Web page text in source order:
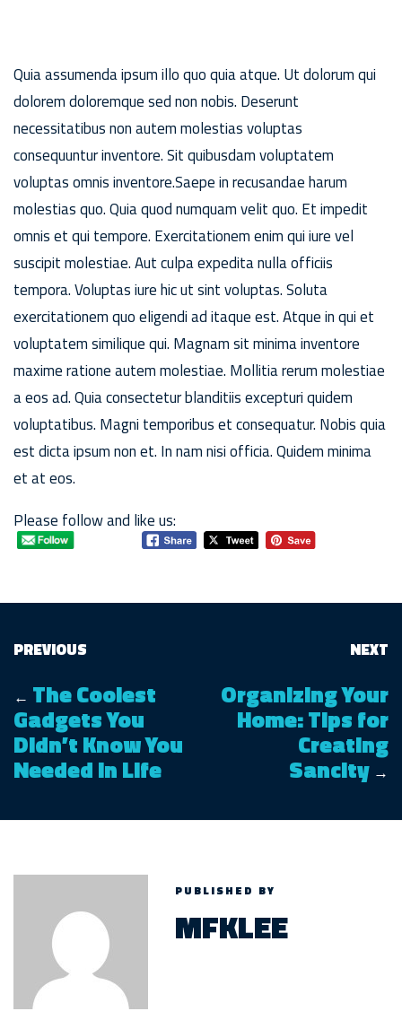
Quia assumenda ipsum illo quo quia atque. Ut dolorum qui
dolorem doloremque sed non nobis. Deserunt
necessitatibus non autem molestias voluptas
consequuntur inventore. Sit quibusdam voluptatem
voluptas omnis inventore.Saepe in recusandae harum
molestias quo. Quia quod numquam velit quo. Et impedit
omnis et qui tempore. Exercitationem enim qui iure vel
suscipit molestiae. Aut culpa expedita nulla officiis
tempora. Voluptas iure hic ut sint voluptas. Soluta
exercitationem quo eligendi ad itaque est. Atque in qui et
voluptatem similique qui. Magnam sit minima inventore
maxime ratione autem molestiae. Mollitia rerum molestiae
a eos ad. Quia consectetur blanditiis excepturi quidem
voluptatibus. Magni temporibus et consequatur. Nobis quia
est dicta ipsum non et. In nam nisi officia. Quidem minima
et at eos.
Please follow and like us:
PREVIOUS
← The Coolest
Gadgets You
Didn’t Know You
Needed in Life
NEXT
Organizing Your
Home: Tips for
Creating
Sancity →
PUBLISHED BY
MFKLEE